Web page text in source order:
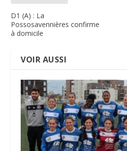
D1 (A) : La
Possosavennières confirme
à domicile
VOIR AUSSI